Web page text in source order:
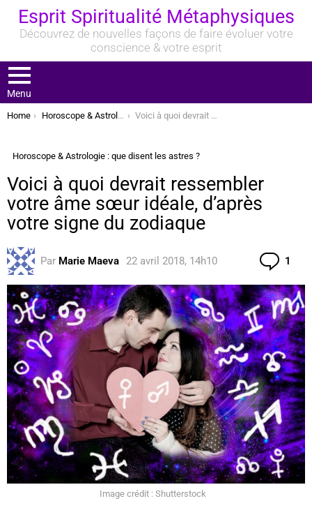
Esprit Spiritualité Métaphysiques
Découvrez de nouvelles façons de faire évoluer votre
conscience & votre esprit
Menu
You are here:
Home Horoscope & Astrologie : que disent les astres ? Voici à quoi devrait ressembler votre âme sœur idéale, d’après votre signe du zodiaque
Horoscope & Astrologie : que disent les astres ?
Voici à quoi devrait ressembler
votre âme sœur idéale, d’après
votre signe du zodiaque
Par Marie Maeva 22 avril 2018, 14h10 1
Image crédit : Shutterstock